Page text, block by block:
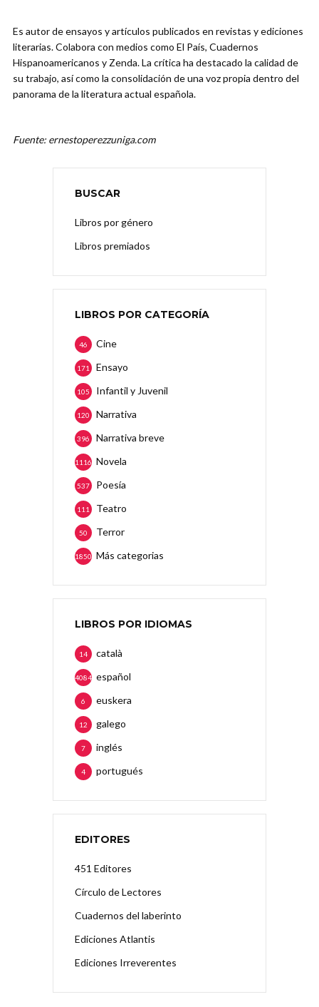
Es autor de ensayos y artículos publicados en revistas y ediciones
literarias. Colabora con medios como El País, Cuadernos
Hispanoamericanos y Zenda. La crítica ha destacado la calidad de
su trabajo, así como la consolidación de una voz propia dentro del
panorama de la literatura actual española.
Fuente: ernestoperezzuniga.com
BUSCAR
Libros por género
Libros premiados
LIBROS POR CATEGORÍA
Cine
46
Ensayo
171
Infantil y Juvenil
105
Narrativa
120
Narrativa breve
396
Novela
1116
Poesía
537
Teatro
111
Terror
50
Más categorias
1850
LIBROS POR IDIOMAS
català
14
español
4084
euskera
6
galego
12
inglés
7
portugués
4
EDITORES
451 Editores
Círculo de Lectores
Cuadernos del laberinto
Ediciones Atlantis
Ediciones Irreverentes